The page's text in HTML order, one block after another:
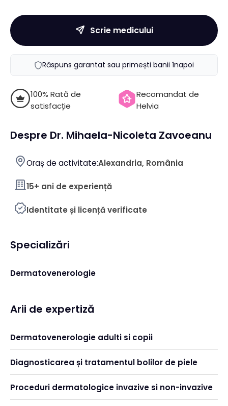
Scrie medicului
Răspuns garantat sau primești banii înapoi
100% Rată de
satisfacție
Recomandat de
Helvia
Despre Dr. Mihaela-Nicoleta Zavoeanu
Oraș de activitate:Alexandria, România
15+ ani de experiență
Identitate și licență verificate
Specializări
Dermatovenerologie
Arii de expertiză
Dermatovenerologie adulti si copii
Diagnosticarea și tratamentul bolilor de piele
Proceduri dermatologice invazive si non-invazive